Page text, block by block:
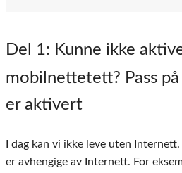
Del 1: Kunne ikke
mobilnettetett? Pass
er aktivert
I dag kan vi ikke leve uten
er avhengige av Internett. For